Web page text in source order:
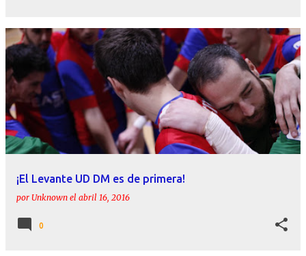
¡El Levante UD DM es de primera!
por Unknown el abril 16, 2016
0